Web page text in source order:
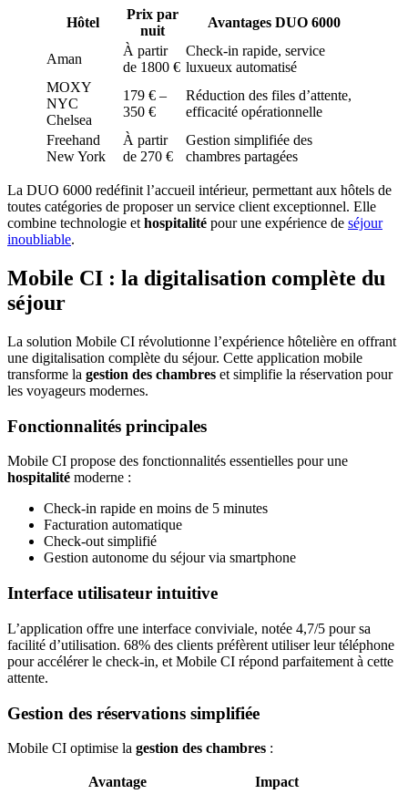
Hôtel
Prix par
nuit
Avantages DUO 6000
Aman
À partir
de 1800 €
Check-in rapide, service
luxueux automatisé
MOXY
NYC
Chelsea
179 € –
350 €
Réduction des files d’attente,
efficacité opérationnelle
Freehand
New York
À partir
de 270 €
Gestion simplifiée des
chambres partagées
La DUO 6000 redéfinit l’accueil intérieur, permettant aux hôtels de
toutes catégories de proposer un service client exceptionnel. Elle
combine technologie et hospitalité pour une expérience de séjour
inoubliable.
Mobile CI : la digitalisation complète du
séjour
La solution Mobile CI révolutionne l’expérience hôtelière en offrant
une digitalisation complète du séjour. Cette application mobile
transforme la gestion des chambres et simplifie la réservation pour
les voyageurs modernes.
Fonctionnalités principales
Mobile CI propose des fonctionnalités essentielles pour une
hospitalité moderne :
Check-in rapide en moins de 5 minutes
Facturation automatique
Check-out simplifié
Gestion autonome du séjour via smartphone
Interface utilisateur intuitive
L’application offre une interface conviviale, notée 4,7/5 pour sa
facilité d’utilisation. 68% des clients préfèrent utiliser leur téléphone
pour accélérer le check-in, et Mobile CI répond parfaitement à cette
attente.
Gestion des réservations simplifiée
Mobile CI optimise la gestion des chambres :
Avantage Impact